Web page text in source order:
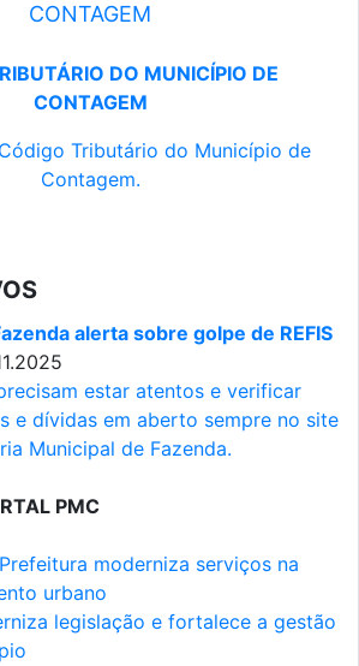
CONTAGEM
DO MUNICÍPIO DE
CONTAGEM
Tributário do Município de
Contagem.
alerta sobre golpe de REFIS
estar atentos e verificar
e dívidas em aberto sempre no site
Municipal de Fazenda.
PMC
moderniza serviços na
urbano
legislação e fortalece a gestão